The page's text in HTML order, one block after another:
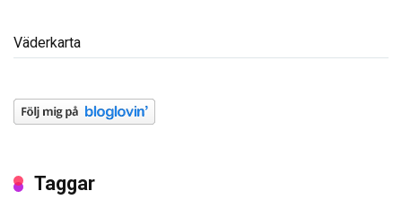
Väderkarta
Taggar